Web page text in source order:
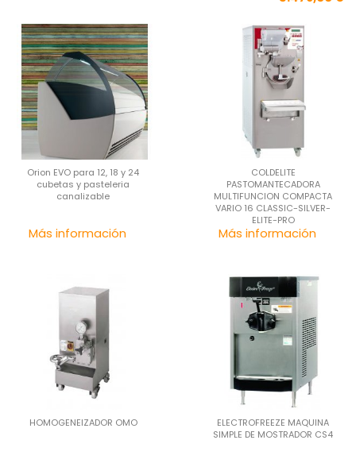
Orion EVO para 12, 18 y 24
cubetas y pasteleria
canalizable
Más información
COLDELITE
PASTOMANTECADORA
MULTIFUNCION COMPACTA
VARIO 16 CLASSIC-SILVER-
ELITE-PRO
Más información
HOMOGENEIZADOR OMO
ELECTROFREEZE MAQUINA
SIMPLE DE MOSTRADOR CS4